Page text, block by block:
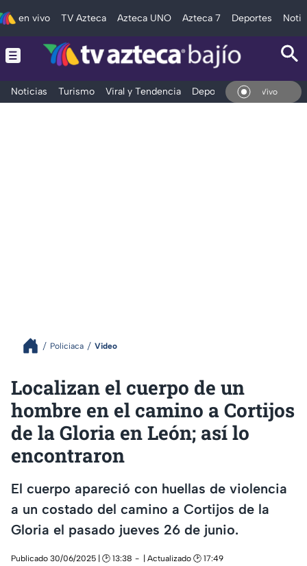
en vivo TV Azteca Azteca UNO Azteca 7 Deportes
Noticias Turismo Viral y Tendencia Deportes Espectáculos
En Vivo
Policiaca Video
Localizan el cuerpo de un
hombre en el camino a Cortijos
de la Gloria en León; así lo
encontraron
El cuerpo apareció con huellas de violencia
a un costado del camino a Cortijos de la
Gloria el pasado jueves 26 de junio.
Publicado 30/06/2025 | 🕑 13:38
| Actualizado 🕑 17:49